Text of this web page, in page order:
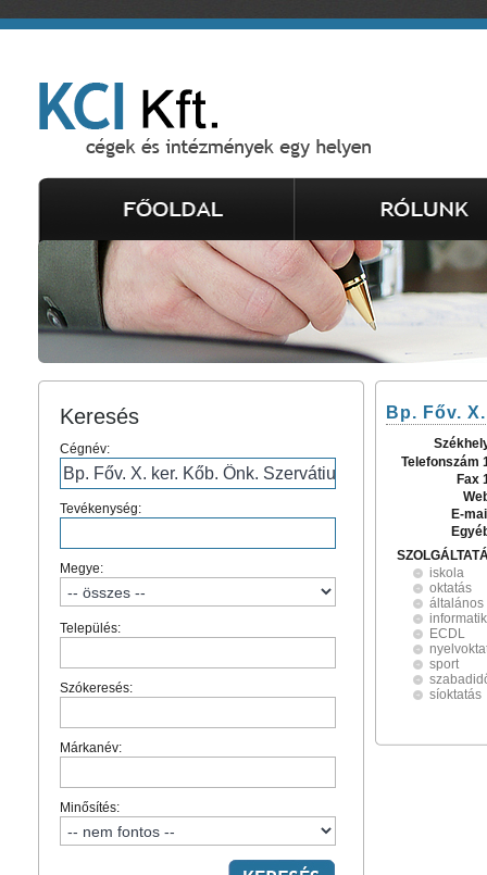
Keresés
Cégnév:
Tevékenység:
Megye:
Település:
Szókeresés:
Márkanév:
Minősítés:
Bp. Főv.
Telefonszám
Fax
E-
iskola
oktatás
általános
ECDL
sport
síoktatás